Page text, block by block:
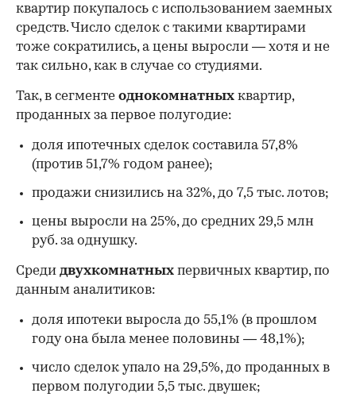
квартир покупалось с использованием заемных
средств. Число сделок с такими квартирами
тоже сократились, а цены выросли — хотя и не
так сильно, как в случае со студиями.
Так, в сегменте однокомнатных квартир,
проданных за первое полугодие:
доля ипотечных сделок составила 57,8%
(против 51,7% годом ранее);
продажи снизились на 32%, до 7,5 тыс. лотов;
цены выросли на 25%, до средних 29,5 млн
руб. за однушку.
Среди двухкомнатных первичных квартир, по
данным аналитиков:
доля ипотеки выросла до 55,1% (в прошлом
году она была менее половины — 48,1%);
число сделок упало на 29,5%, до проданных в
первом полугодии 5,5 тыс. двушек;